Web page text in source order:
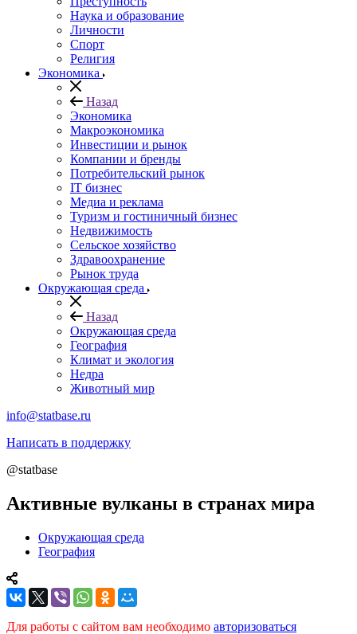
Наука и образование
Личности
Спорт
Религия
Экономика
Назад
Экономика
Макроэкономика
Инвестиции и рынок
Компании и бренды
Потребительский рынок
IT бизнес
Медиа и реклама
Туризм и гостиничный бизнес
Недвижимость
Сельское хозяйство
Здравоохранение
Рынок труда
Окружающая среда
Назад
Окружающая среда
География
Климат и экология
Недра
Животный мир
info@statbase.ru
Написать в поддержку
@statbase
Активные вулканы в странах мира
Окружающая среда
География
Для работы с сайтом вам необходимо авторизоваться